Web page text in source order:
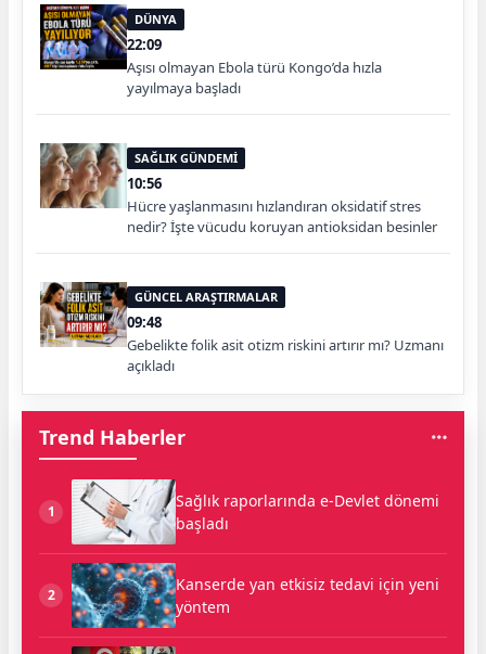
DÜNYA
22:09
Aşısı olmayan Ebola türü Kongo’da hızla
yayılmaya başladı
SAĞLIK GÜNDEMİ
10:56
Hücre yaşlanmasını hızlandıran oksidatif stres
nedir? İşte vücudu koruyan antioksidan besinler
GÜNCEL ARAŞTIRMALAR
09:48
Gebelikte folik asit otizm riskini artırır mı? Uzmanı
açıkladı
Trend Haberler
1
Sağlık raporlarında e-Devlet dönemi
başladı
2
Kanserde yan etkisiz tedavi için yeni
yöntem